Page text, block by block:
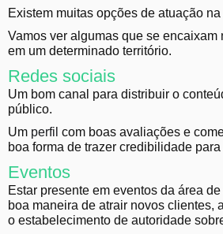
Existem muitas opções de atuação
Vamos ver algumas que se encaixam
em um determinado território.
Redes sociais
Um bom canal para distribuir o
público.
Um perfil com boas avaliações e
boa forma de trazer credibilidade
Eventos
Estar presente em eventos da área
boa maneira de atrair novos clientes,
o estabelecimento de autoridade